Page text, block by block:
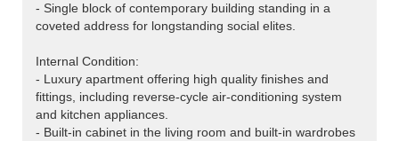
- Single block of contemporary building standing in a
coveted address for longstanding social elites.
Internal Condition:
- Luxury apartment offering high quality finishes and
fittings, including reverse-cycle air-conditioning system
and kitchen appliances.
- Built-in cabinet in the living room and built-in wardrobes